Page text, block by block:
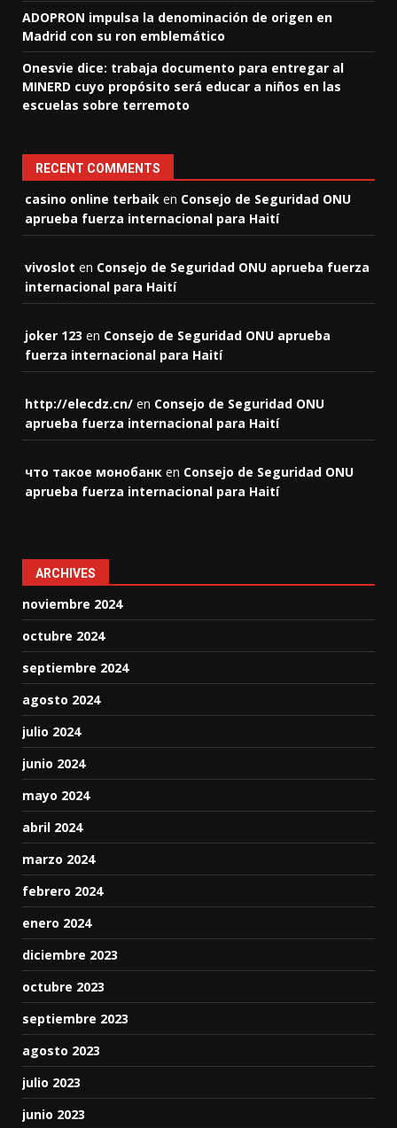
ADOPRON impulsa la denominación de origen en
Madrid con su ron emblemático
Onesvie dice: trabaja documento para entregar al
MINERD cuyo propósito será educar a niños en las
escuelas sobre terremoto
RECENT COMMENTS
casino online terbaik en Consejo de Seguridad ONU
aprueba fuerza internacional para Haití
vivoslot en Consejo de Seguridad ONU aprueba fuerza
internacional para Haití
joker 123 en Consejo de Seguridad ONU aprueba
fuerza internacional para Haití
http://elecdz.cn/ en Consejo de Seguridad ONU
aprueba fuerza internacional para Haití
что такое монобанк en Consejo de Seguridad ONU
aprueba fuerza internacional para Haití
ARCHIVES
noviembre 2024
octubre 2024
septiembre 2024
agosto 2024
julio 2024
junio 2024
mayo 2024
abril 2024
marzo 2024
febrero 2024
enero 2024
diciembre 2023
octubre 2023
septiembre 2023
agosto 2023
julio 2023
junio 2023